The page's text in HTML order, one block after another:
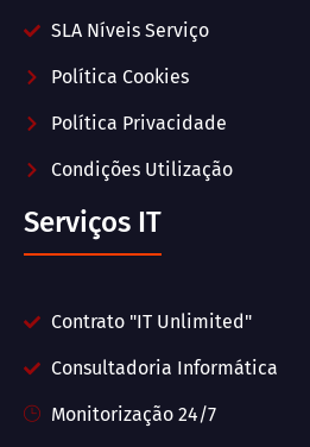
SLA Níveis Serviço
Política Cookies
Política Privacidade
Condições Utilização
Serviços IT
Contrato "IT Unlimited"
Consultadoria Informática
Monitorização 24/7